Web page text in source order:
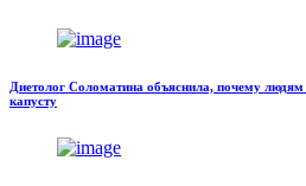
Диетолог Соломатина объяснила, почему
капусту